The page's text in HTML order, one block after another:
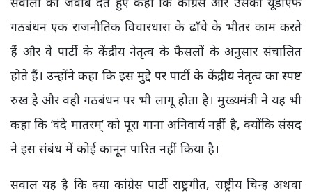
गठबंधन एक राजनीतिक विचारधारा के ढाँचे के भीतर काम करते
हैं और वे पार्टी के केंद्रीय नेतृत्व के फैसलों के अनुसार संचालित
होते हैं। उन्होंने कहा कि इस मुद्दे पर पार्टी के केंद्रीय नेतृत्व का स्पष्ट
रुख है और वही गठबंधन पर भी लागू होता है। मुख्यमंत्री ने यह भी
कहा कि ‘वंदे मातरम्’ को पूरा गाना अनिवार्य नहीं है, क्योंकि संसद
ने इस संबंध में कोई कानून पारित नहीं किया है।
सवाल यह है कि क्या कांग्रेस पार्टी राष्ट्रगीत, राष्ट्रीय चिन्ह अथवा